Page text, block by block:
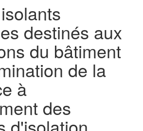
destinés aux
du bâtiment
de la
à
des